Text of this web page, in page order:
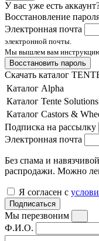
У вас уже есть
Восстановление
Электронная почта
электронной почты.
Мы вышлем вам
Восстановить пароль
Скачать каталог
Каталог Alpha
Каталог Tente Solutions
Каталог Castors &
Подписка на рассылку
Электронная почта
Без спама и
распродажи. Можно
Я согласен с
Подписаться
Мы перезвоним
Ф.И.О.